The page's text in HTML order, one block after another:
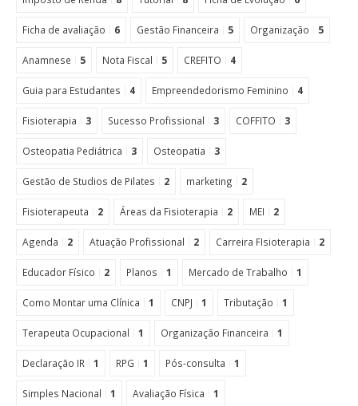
Ficha de avaliação 6 Gestão Financeira 5 Organização 5
Anamnese 5 Nota Fiscal 5 CREFITO 4
Guia para Estudantes 4 Empreendedorismo Feminino 4
Fisioterapia 3 Sucesso Profissional 3 COFFITO 3
Osteopatia Pediátrica 3 Osteopatia 3
Gestão de Studios de Pilates 2 marketing 2
Fisioterapeuta 2 Áreas da Fisioterapia 2 MEI 2
Agenda 2 Atuação Profissional 2 Carreira FIsioterapia 2
Educador Físico 2 Planos 1 Mercado de Trabalho 1
Como Montar uma Clínica 1 CNPJ 1 Tributação 1
Terapeuta Ocupacional 1 Organização Financeira 1
Declaração IR 1 RPG 1 Pós-consulta 1
Simples Nacional 1 Avaliação Física 1